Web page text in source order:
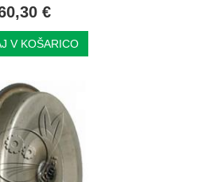
€
V KOŠARICO